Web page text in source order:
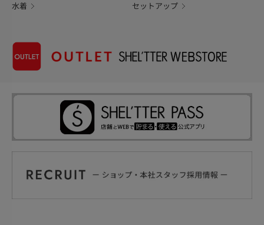
水着 セットアップ